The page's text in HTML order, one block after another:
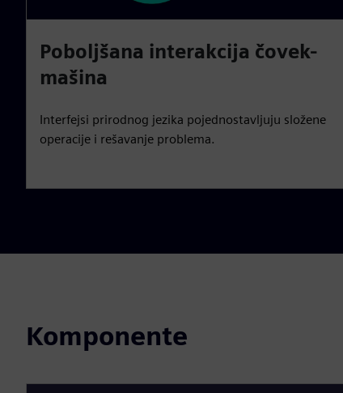
Poboljšana interakcija čovek-
mašina
Interfejsi prirodnog jezika pojednostavljuju složene
operacije i rešavanje problema.
Komponente